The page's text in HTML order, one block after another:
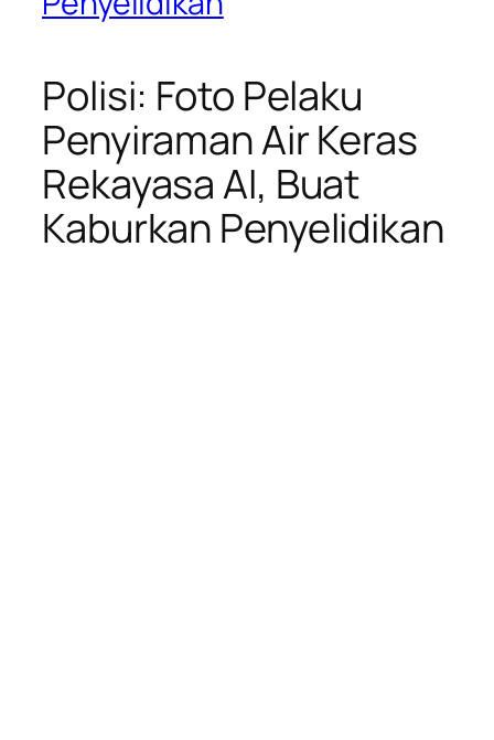
Polisi: Foto Pelaku
Penyiraman Air Keras
Rekayasa AI, Buat
Kaburkan Penyelidikan